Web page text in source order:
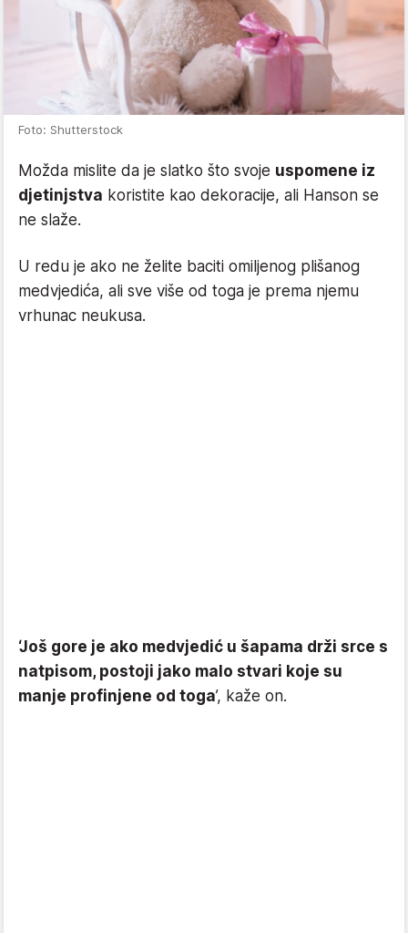
Foto: Shutterstock
Možda mislite da je slatko što svoje uspomene iz
djetinjstva koristite kao dekoracije, ali Hanson se
ne slaže.
U redu je ako ne želite baciti omiljenog plišanog
medvjedića, ali sve više od toga je prema njemu
vrhunac neukusa.
‘Još gore je ako medvjedić u šapama drži srce s
natpisom, postoji jako malo stvari koje su
manje profinjene od toga’, kaže on.